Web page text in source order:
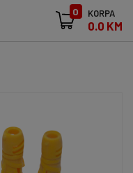
0 KORPA
0.0 KM